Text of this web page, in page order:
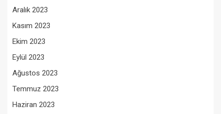
Aralık 2023
Kasım 2023
Ekim 2023
Eylül 2023
Ağustos 2023
Temmuz 2023
Haziran 2023